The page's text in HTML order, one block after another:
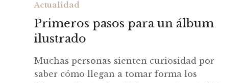
Actualidad
Primeros pasos para un álbum
ilustrado
Muchas personas sienten curiosidad por
saber cómo llegan a tomar forma los